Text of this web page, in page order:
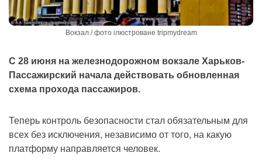
Вокзал / фото ілюстроване tripmydream
С 28 июня на железнодорожном вокзале Харьков-
Пассажирский начала действовать обновленная
схема прохода пассажиров.
Теперь контроль безопасности стал обязательным для
всех без исключения, независимо от того, на какую
платформу направляется человек.